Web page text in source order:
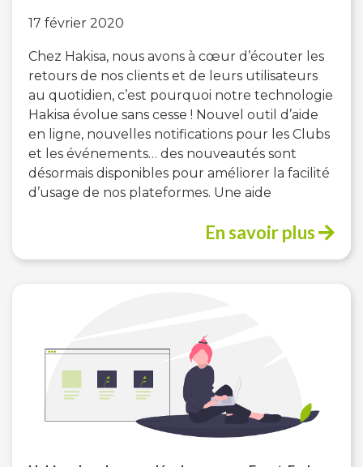
17 février 2020
Chez Hakisa, nous avons à cœur d’écouter les
retours de nos clients et de leurs utilisateurs
au quotidien, c’est pourquoi notre technologie
Hakisa évolue sans cesse ! Nouvel outil d’aide
en ligne, nouvelles notifications pour les Clubs
et les événements… des nouveautés sont
désormais disponibles pour améliorer la facilité
d’usage de nos plateformes. Une aide
En savoir plus